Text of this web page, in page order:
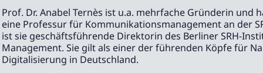
Prof. Dr. Anabel Ternès ist u.a. mehrfache Gründerin und
eine Professur für Kommunikationsmanagement an der
ist sie geschäftsführende Direktorin des Berliner SRH-
Management. Sie gilt als einer der führenden Köpfe für
Digitalisierung in Deutschland.